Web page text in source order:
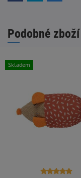
Podobné
Skladem